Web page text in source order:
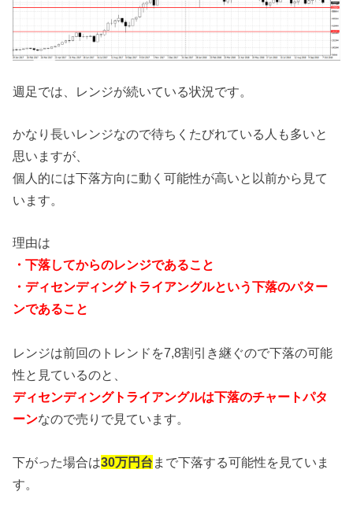
週足では、レンジが続いている状況です。
かなり長いレンジなので待ちくたびれている人も多いと
思いますが、
個人的には下落方向に動く可能性が高いと以前から見て
います。
理由は
・下落してからのレンジであること
・ディセンディングトライアングルという下落のパター
ンであること
レンジは前回のトレンドを7,8割引き継ぐので下落の可能
性と見ているのと、
ディセンディングトライアングルは下落のチャートパタ
ーンなので売りで見ています。
下がった場合は30万円台 まで下落する可能性を見ていま
す。